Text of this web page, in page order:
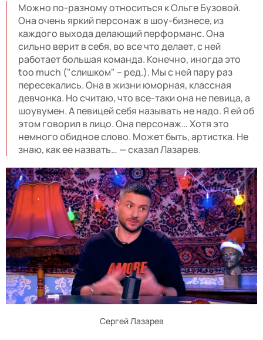
Можно по-разному относиться к Ольге Бузовой.
Она очень яркий персонаж в шоу-бизнесе, из
каждого выхода делающий перформанс. Она
сильно верит в себя, во все что делает, с ней
работает большая команда. Конечно, иногда это
too much ("слишком" – ред.). Мы с ней пару раз
пересекались. Она в жизни юморная, классная
девчонка. Но считаю, что все-таки она не певица, а
шоувумен. А певицей себя называть не надо. Я ей об
этом говорил в лицо. Она персонаж… Хотя это
немного обидное слово. Может быть, артистка. Не
знаю, как ее назвать… — сказал Лазарев.
Сергей Лазарев